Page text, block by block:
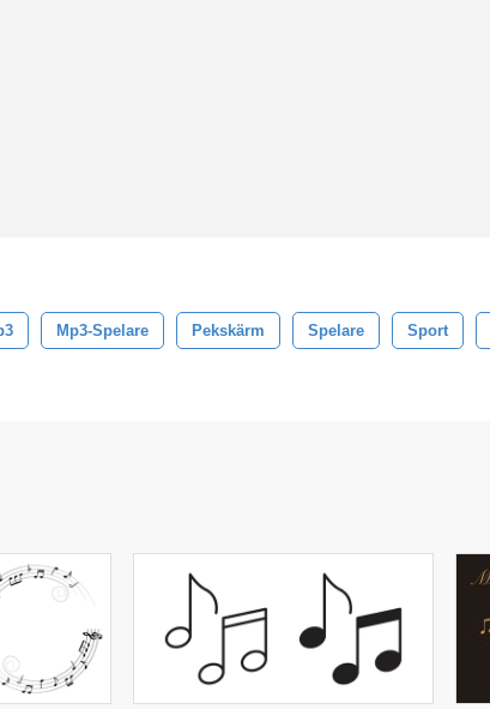
Mp3-Spelare Pekskärm Spelare Sport